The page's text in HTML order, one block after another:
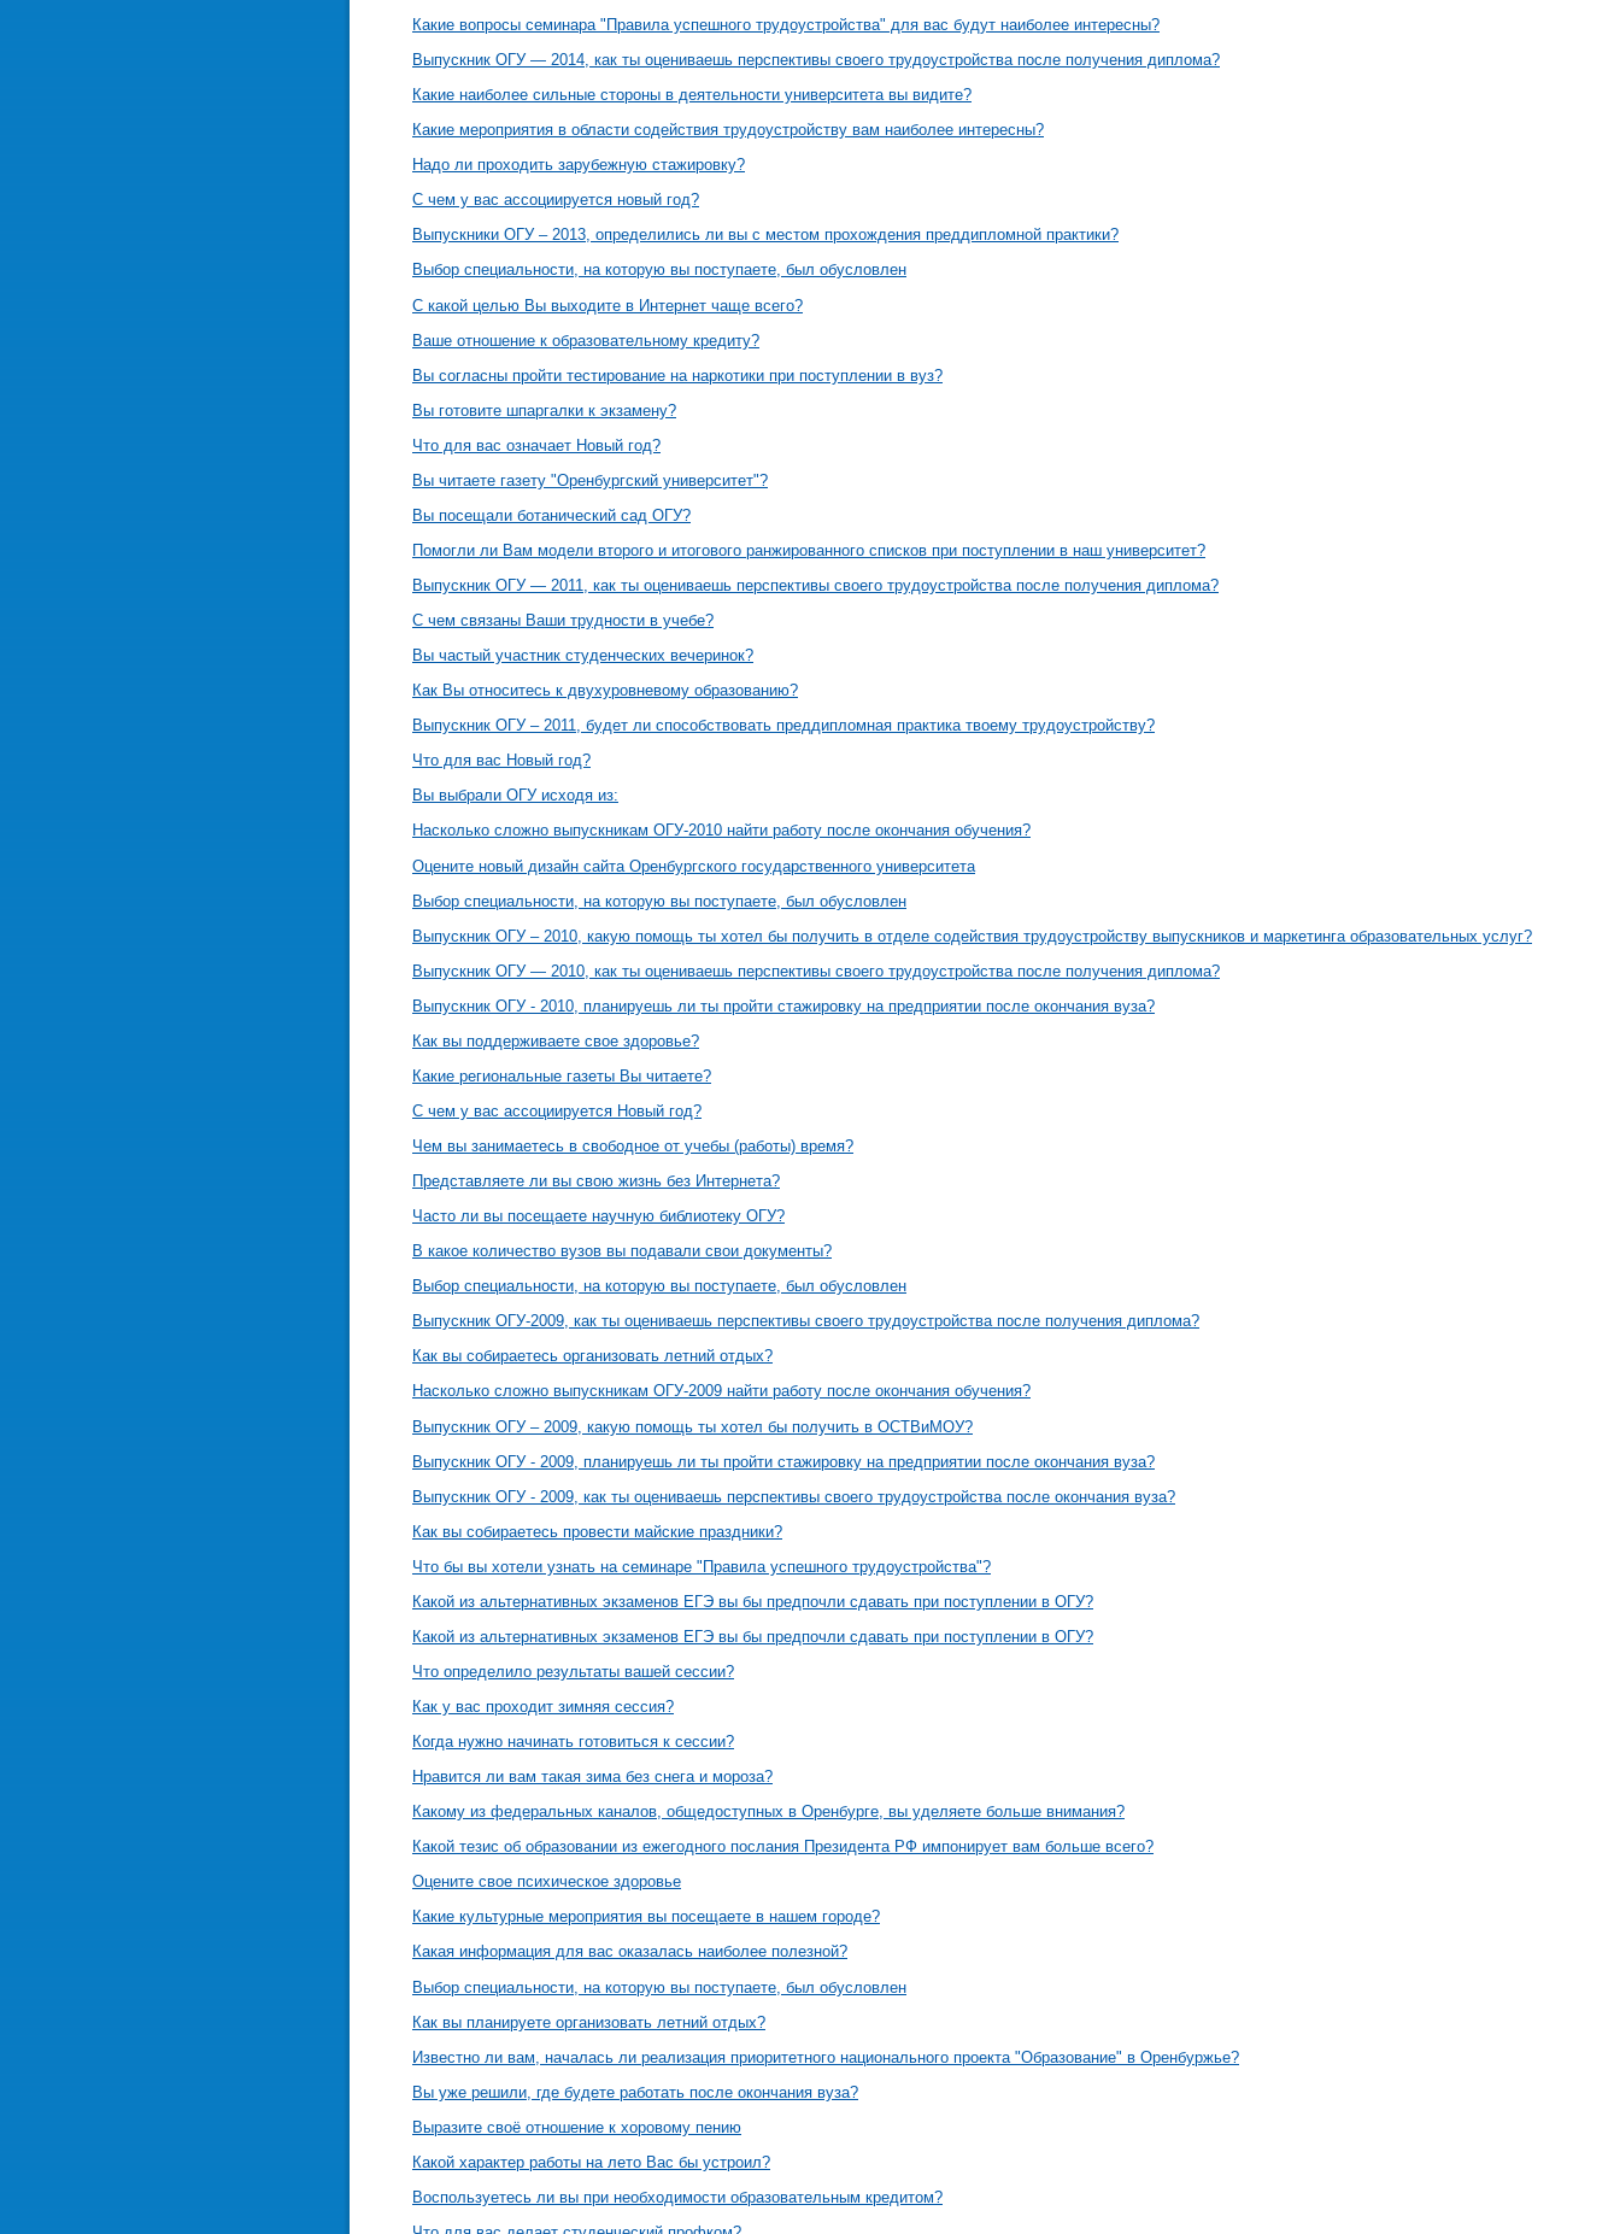
Какие вопросы семинара "Правила успешного трудоустройства" для вас будут наиболее интересны?
Выпускник ОГУ — 2014, как ты оцениваешь перспективы своего трудоустройства после получения диплома?
Какие наиболее сильные стороны в деятельности университета вы видите?
Какие мероприятия в области содействия трудоустройству вам наиболее интересны?
Надо ли проходить зарубежную стажировку?
С чем у вас ассоциируется новый год?
Выпускники ОГУ – 2013, определились ли вы с местом прохождения преддипломной практики?
Выбор специальности, на которую вы поступаете, был обусловлен
С какой целью Вы выходите в Интернет чаще всего?
Ваше отношение к образовательному кредиту?
Вы согласны пройти тестирование на наркотики при поступлении в вуз?
Вы готовите шпаргалки к экзамену?
Что для вас означает Новый год?
Вы читаете газету "Оренбургский университет"?
Вы посещали ботанический сад ОГУ?
Помогли ли Вам модели второго и итогового ранжированного списков при поступлении в наш университет?
Выпускник ОГУ — 2011, как ты оцениваешь перспективы своего трудоустройства после получения диплома?
С чем связаны Ваши трудности в учебе?
Вы частый участник студенческих вечеринок?
Как Вы относитесь к двухуровневому образованию?
Выпускник ОГУ – 2011, будет ли способствовать преддипломная практика твоему трудоустройству?
Что для вас Новый год?
Вы выбрали ОГУ исходя из:
Насколько сложно выпускникам ОГУ-2010 найти работу после окончания обучения?
Оцените новый дизайн сайта Оренбургского государственного университета
Выбор специальности, на которую вы поступаете, был обусловлен
Выпускник ОГУ – 2010, какую помощь ты хотел бы получить в отделе содействия трудоустройству выпускников и маркетинга образовательных услуг?
Выпускник ОГУ — 2010, как ты оцениваешь перспективы своего трудоустройства после получения диплома?
Выпускник ОГУ - 2010, планируешь ли ты пройти стажировку на предприятии после окончания вуза?
Как вы поддерживаете свое здоровье?
Какие региональные газеты Вы читаете?
С чем у вас ассоциируется Новый год?
Чем вы занимаетесь в свободное от учебы (работы) время?
Представляете ли вы свою жизнь без Интернета?
Часто ли вы посещаете научную библиотеку ОГУ?
В какое количество вузов вы подавали свои документы?
Выбор специальности, на которую вы поступаете, был обусловлен
Выпускник ОГУ-2009, как ты оцениваешь перспективы своего трудоустройства после получения диплома?
Как вы собираетесь организовать летний отдых?
Насколько сложно выпускникам ОГУ-2009 найти работу после окончания обучения?
Выпускник ОГУ – 2009, какую помощь ты хотел бы получить в ОСТВиМОУ?
Выпускник ОГУ - 2009, планируешь ли ты пройти стажировку на предприятии после окончания вуза?
Выпускник ОГУ - 2009, как ты оцениваешь перспективы своего трудоустройства после окончания вуза?
Как вы собираетесь провести майские праздники?
Что бы вы хотели узнать на семинаре "Правила успешного трудоустройства"?
Какой из альтернативных экзаменов ЕГЭ вы бы предпочли сдавать при поступлении в ОГУ?
Какой из альтернативных экзаменов ЕГЭ вы бы предпочли сдавать при поступлении в ОГУ?
Что определило результаты вашей сессии?
Как у вас проходит зимняя сессия?
Когда нужно начинать готовиться к сессии?
Нравится ли вам такая зима без снега и мороза?
Какому из федеральных каналов, общедоступных в Оренбурге, вы уделяете больше внимания?
Какой тезис об образовании из ежегодного послания Президента РФ импонирует вам больше всего?
Оцените свое психическое здоровье
Какие культурные мероприятия вы посещаете в нашем городе?
Какая информация для вас оказалась наиболее полезной?
Выбор специальности, на которую вы поступаете, был обусловлен
Как вы планируете организовать летний отдых?
Известно ли вам, началась ли реализация приоритетного национального проекта "Образование" в Оренбуржье?
Вы уже решили, где будете работать после окончания вуза?
Выразите своё отношение к хоровому пению
Какой характер работы на лето Вас бы устроил?
Воспользуетесь ли вы при необходимости образовательным кредитом?